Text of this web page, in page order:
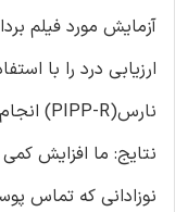
آزمایش مورد فیلم
ارزیابی درد را با
نارس(PIPP-R) انجام دهیم.
نتایج: ما افزایش
نوزادانی که تماس